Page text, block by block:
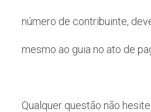
número de contribuinte,
mesmo ao guia no ato de
Qualquer questão não